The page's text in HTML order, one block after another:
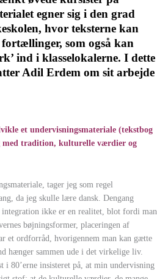
egner sig i den grad
hvor teksterne kan
som også kan
ind i klasselokalerne. I dette
Adil Erdem om sit arbejde
et undervisningsmateriale (tekstbog
med tradition, kulturelle værdier og
tager jeg som regel
da jeg skulle lære dansk. Dengang
ikke er en realitet, blot fordi man
bøjningsformer, placeringen af
et ordforråd, hvorigennem man kan gætte
hænger sammen ude i det virkelige liv.
80’erne insisteret på, at min undervisning